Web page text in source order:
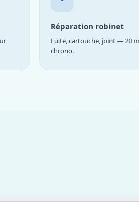
Réparation robinet
Fuite, cartouche, joint — 20
chrono.